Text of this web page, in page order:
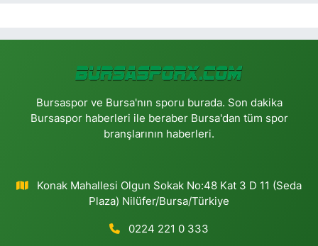
Bursaspor ve Bursa'nın sporu burada. Son dakika
Bursaspor haberleri ile beraber Bursa'dan tüm spor
branşlarının haberleri.
Konak Mahallesi Olgun Sokak No:48 Kat 3 D 11 (Seda
Plaza) Nilüfer/Bursa/Türkiye
0224 221 0 333